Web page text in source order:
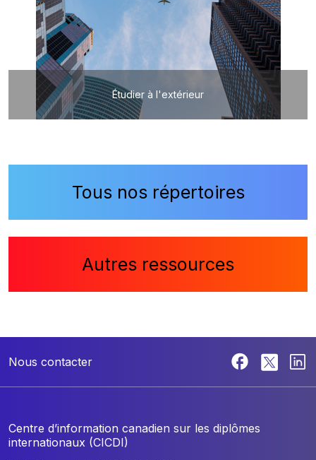
Étudier à l'extérieur
Tous nos répertoires
Autres ressources
Nous contacter
Centre d’information canadien sur les diplômes
internationaux (CICDI)